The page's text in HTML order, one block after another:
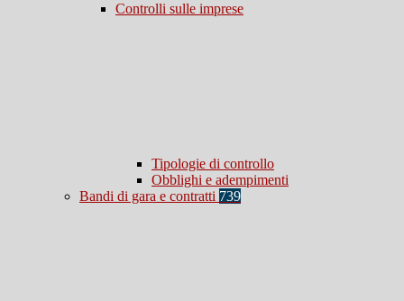
Controlli sulle imprese
Tipologie di controllo
Obblighi e adempimenti
Bandi di gara e contratti 739